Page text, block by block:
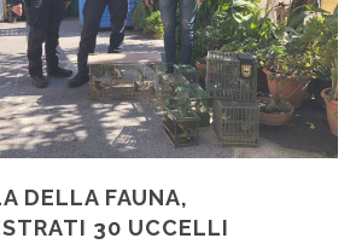
DELLA FAUNA,
30 UCCELLI